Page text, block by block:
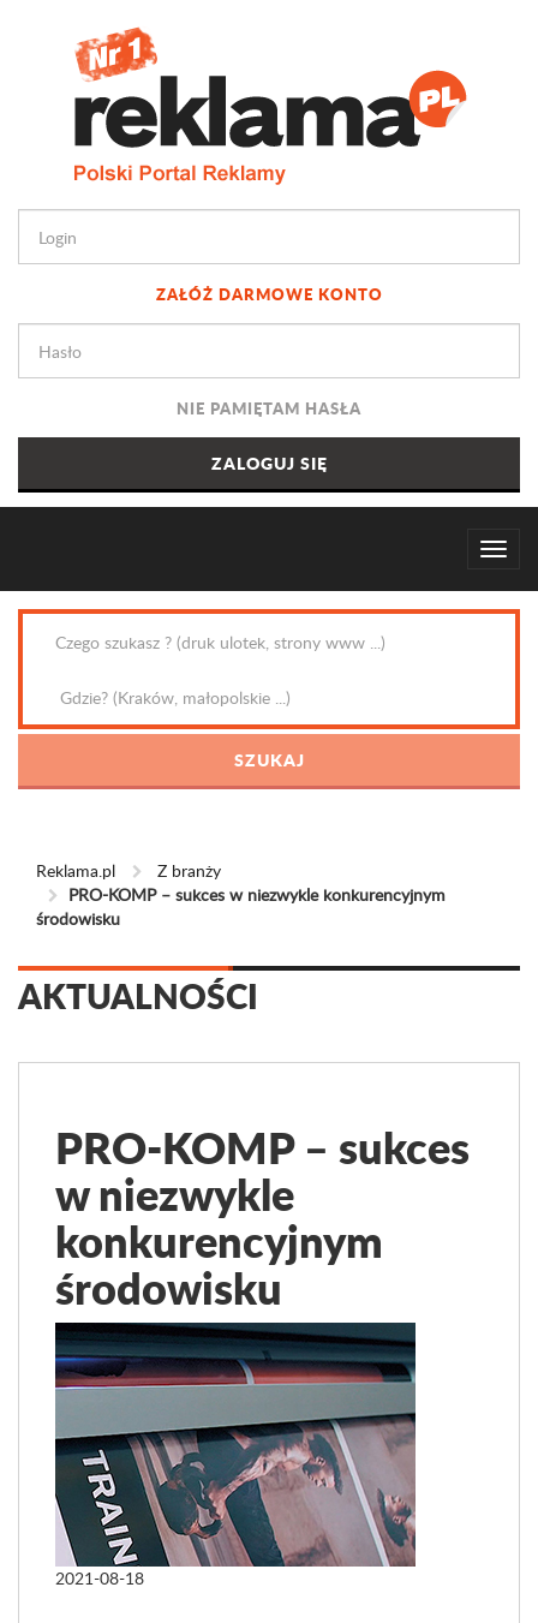
ZAŁÓŻ DARMOWE KONTO
NIE PAMIĘTAM HASŁA
Reklama.pl
Z branży
PRO-KOMP – sukces w niezwykle konkurencyjnym
środowisku
AKTUALNOŚCI
PRO-KOMP – sukces
w niezwykle
konkurencyjnym
środowisku
2021-08-18